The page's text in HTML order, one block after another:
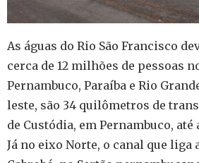
As águas do Rio São Francisco
cerca de 12 milhões de pessoas
Pernambuco, Paraíba e Rio
leste, são 34 quilômetros de
de Custódia, em Pernambuco,
Já no eixo Norte, o canal que liga